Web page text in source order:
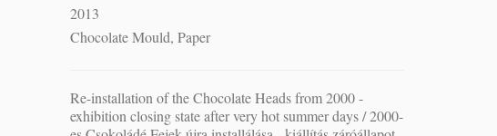
2013
Chocolate Mould, Paper
Re-installation of the Chocolate Heads from 2000 -
exhibition closing state after very hot summer days / 2000-